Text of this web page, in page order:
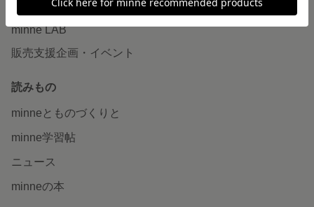
minne PLUS
minne LAB
販売支援企画・イベント
読みもの
minneとものづくりと
minne学習帖
ニュース
minneの本